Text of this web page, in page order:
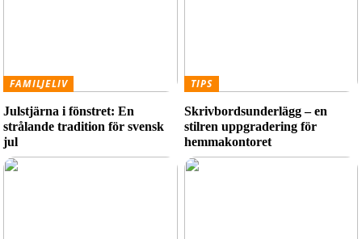
FAMILJELIV
Julstjärna i fönstret: En
strålande tradition för svensk
jul
TIPS
Skrivbordsunderlägg – en
stilren uppgradering för
hemmakontoret